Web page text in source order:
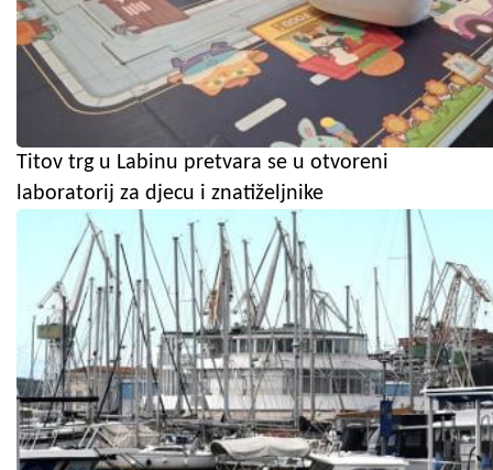
Titov trg u Labinu pretvara se u otvoreni
laboratorij za djecu i znatiželjnike